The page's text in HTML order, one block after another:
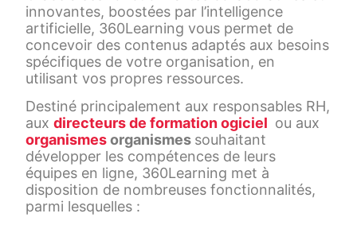
innovantes, boostées par l’intelligence
artificielle, 360Learning vous permet de
concevoir des contenus adaptés aux besoins
spécifiques de votre organisation, en
utilisant vos propres ressources.
Destiné principalement aux responsables RH,
auxdirecteurs de formation ogiciel ou aux
organismesorganismes souhaitant
développer les compétences de leurs
équipes en ligne, 360Learning met à
disposition de nombreuses fonctionnalités,
parmi lesquelles :